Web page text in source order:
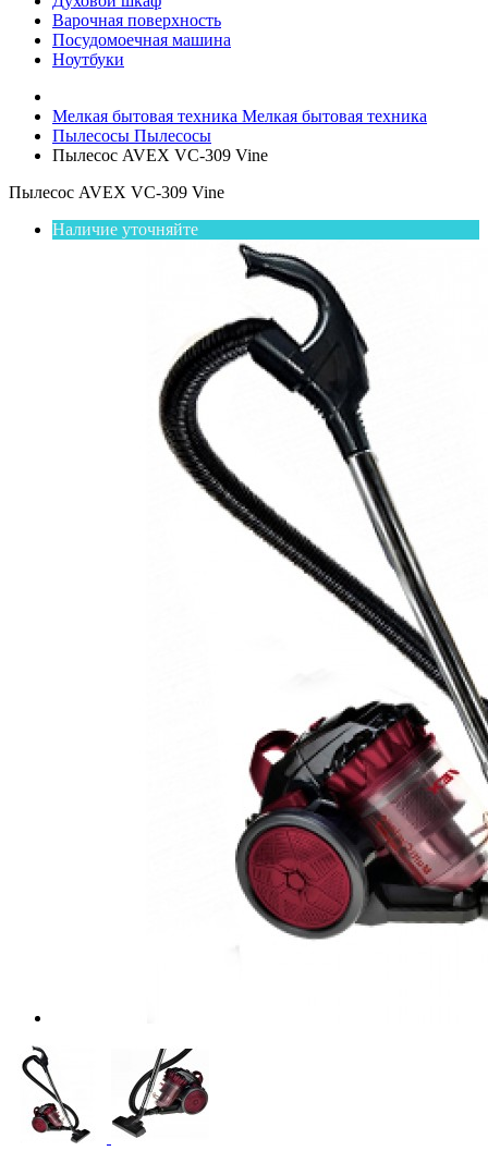
Варочная поверхность
Посудомоечная машина
Ноутбуки
Мелкая бытовая техника Мелкая бытовая техника
Пылесосы Пылесосы
Пылесос AVEX VC-309 Vine
Пылесос AVEX VC-309 Vine
Наличие уточняйте